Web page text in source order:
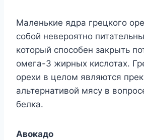
Маленькие ядра грецкого
собой невероятно
который способен закрыть
омега-3 жирных кислотах.
орехи в целом являются
альтернативой мясу в
белка.
Авокадо